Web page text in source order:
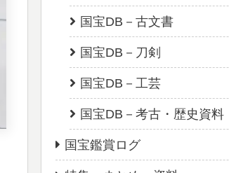
国宝DB－古文書
国宝DB－刀剣
国宝DB－工芸
国宝DB－考古・歴史資料
国宝鑑賞ログ